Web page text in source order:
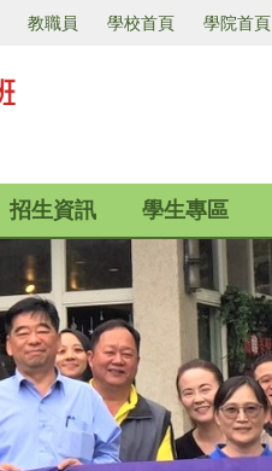
教職員 學校首頁 學院首頁
招生資訊 學生專區